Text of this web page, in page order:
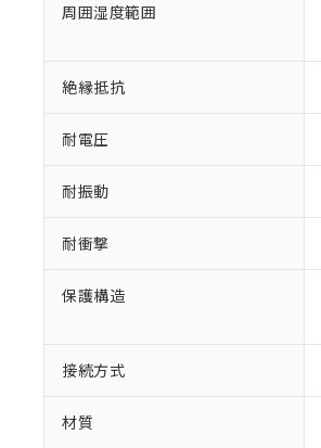
周囲湿度範囲
絶縁抵抗
耐電圧
耐振動
耐衝撃
保護構造
接続方式
材質